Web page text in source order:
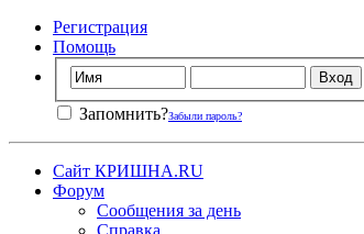
Регистрация
Помощь
Запомнить?Забыли пароль?
Сайт КРИШНА.RU
Форум
Сообщения за день
Справка